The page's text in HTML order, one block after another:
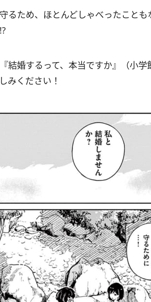
るため、ほとんどしゃべったこと
結婚するって、本当ですか』（小
みください！